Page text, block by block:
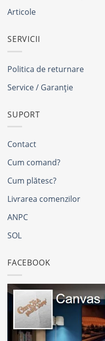
Articole
SERVICII
Politica de returnare
Service / Garanție
SUPORT
Contact
Cum comand?
Cum plătesc?
Livrarea comenzilor
ANPC
SOL
FACEBOOK